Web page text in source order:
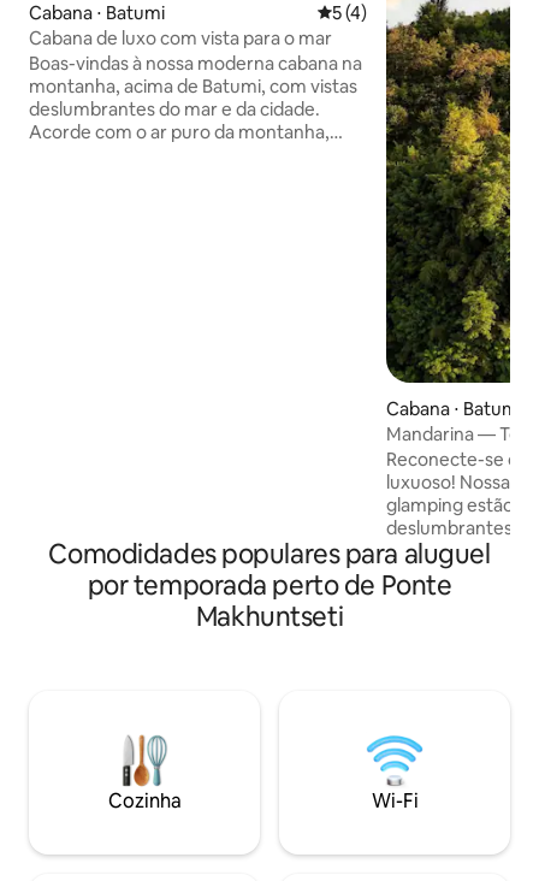
Cabana ⋅ Batumi 5 de uma avaliação média
5 (4)
Cabana de luxo com vista para o mar
Boas-vindas à nossa moderna cabana na
montanha, acima de Batumi, com vistas
deslumbrantes do mar e da cidade.
Acorde com o ar puro da montanha,
Cabana ⋅ Batumi
Mandarina —
Reconecte-se
luxuoso! Nossas tendas boutique de
glamping estão
deslumbrantes
apenas 8 km da
Batumi. Acorde
deslumbrantes –
por terraços de
exuberante e
cativantes da
Comodidades populares para aluguel
por temporada perto de Ponte
Makhuntseti
Cozinha Wi-Fi